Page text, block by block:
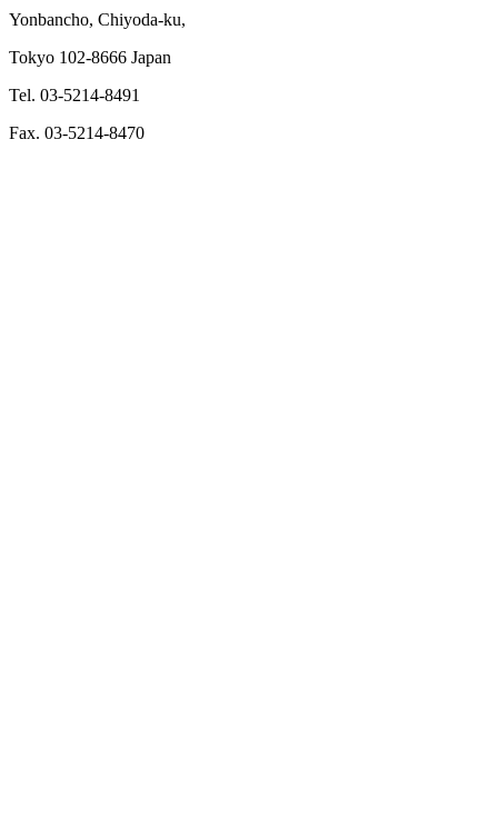
Yonbancho, Chiyoda-ku,
Tokyo 102-8666 Japan
Tel. 03-5214-8491
Fax. 03-5214-8470